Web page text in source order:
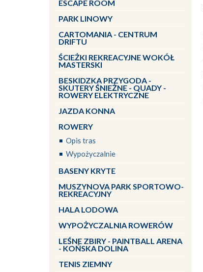
ESCAPE ROOM
PARK LINOWY
CARTOMANIA - CENTRUM
DRIFTU
ŚCIEŻKI REKREACYJNE WOKÓŁ
MASTERSKI
BESKIDZKA PRZYGODA -
SKUTERY ŚNIEŻNE - QUADY -
ROWERY ELEKTRYCZNE
JAZDA KONNA
ROWERY
Opis tras
Wypożyczalnie
BASENY KRYTE
MUSZYNOVA PARK SPORTOWO-
REKREACYJNY
HALA LODOWA
WYPOŻYCZALNIA ROWERÓW
LEŚNE ZBIRY - PAINTBALL ARENA
- KOŃSKA DOLINA
TENIS ZIEMNY